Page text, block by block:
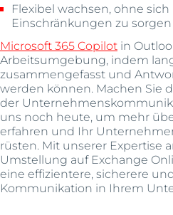
Flexibel wachsen, ohne
Einschränkungen zu sorgen
Microsoft 365 Copilot in
Arbeitsumgebung, indem
zusammengefasst und
werden können. Machen Sie
der
uns noch heute, um mehr
erfahren und Ihr
rüsten. Mit unserer Expertise
Umstellung auf Exchange
eine effizientere, sicherere
Kommunikation in Ihrem